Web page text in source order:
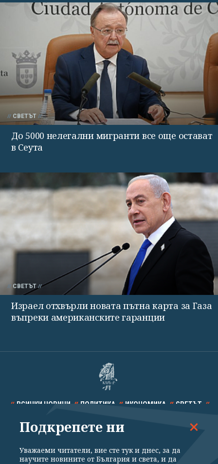
СВЕТЪТ
До 5000 нелегални мигранти все още остават
в Сеута
СВЕТЪТ
Израел отхвърли новата пътна карта за Газа
въпреки американските гаранции
ВСИЧКИ НОВИНИ ПОЛИТИКА ИКОНОМИКА СВЕТЪТ
СПОРТ КУЛТУРА ТЕХНОЛОГИИ КАЛЕЙДОСКОП
Подкрепете ни
Уважаеми читатели, вие сте тук и днес, за да
научите новините от България и света, и да